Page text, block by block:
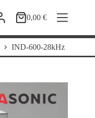
Carrello
0,00€
IND-600-28kHz